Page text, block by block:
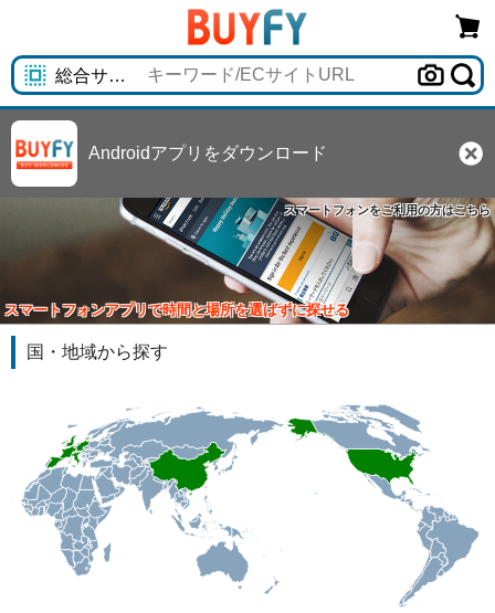
Androidアプリをダウンロード
スマートフォンアプリで時間と場所を選ばずに探せる
スマートフォンをご利用の方はこちら
国・地域から探す